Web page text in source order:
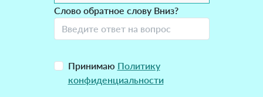
Слово обратное слову Вниз?
Принимаю Политику
конфиденциальности